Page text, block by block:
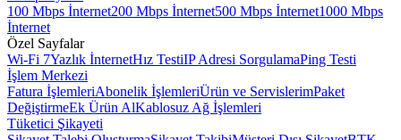
100 Mbps İnternet200 Mbps İnternet500 Mbps İnternet1000 Mbps
İnternet
Özel Sayfalar
Wi-Fi 7Yazlık İnternetHız TestiIP Adresi SorgulamaPing Testi
İşlem Merkezi
Fatura İşlemleriAbonelik İşlemleriÜrün ve ServislerimPaket
DeğiştirmeEk Ürün AlKablosuz Ağ İşlemleri
Tüketici Şikayeti